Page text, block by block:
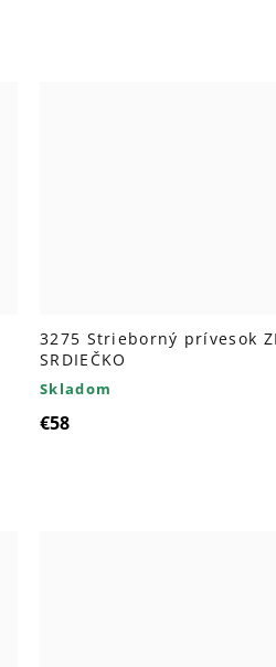
3275 Strieborný prívesok
SRDIEČKO
Skladom
€58